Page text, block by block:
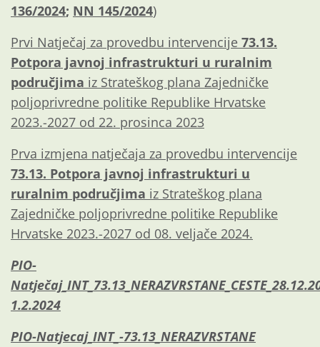
136/2024; NN 145/2024)
Prvi Natječaj za provedbu intervencije 73.13.
Potpora javnoj infrastrukturi u ruralnim
područjima iz Strateškog plana Zajedničke
poljoprivredne politike Republike Hrvatske
2023.-2027 od 22. prosinca 2023
Prva izmjena natječaja za provedbu intervencije
73.13. Potpora javnoj infrastrukturi u
ruralnim područjima iz Strateškog plana
Zajedničke poljoprivredne politike Republike
Hrvatske 2023.-2027 od 08. veljače 2024.
PIO-
1.2.2024
PIO-Natjecaj_INT_-73.13_NERAZVRSTANE